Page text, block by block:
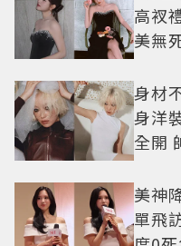
高衩
美無
身材
身洋
全開
美神
單飛